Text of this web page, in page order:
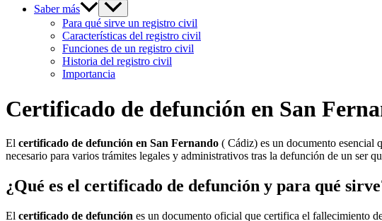
Saber más
Para qué sirve un registro civil
Características del registro civil
Funciones de un registro civil
Historia del registro civil
Importancia
Certificado de defunción en San
El certificado de defunción en San Fernando ( Cádiz) es un documento esencial
necesario para varios trámites legales y administrativos tras la defunción de un ser
¿Qué es el certificado de defunción y para qué
El certificado de defunción es un documento oficial que certifica el fallecimiento